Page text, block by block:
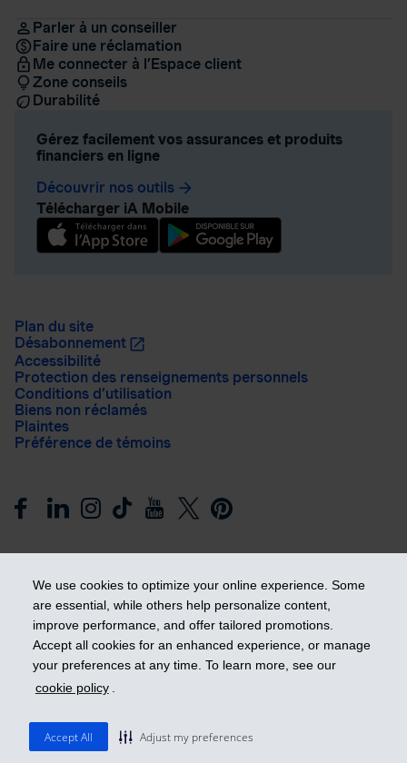
We use cookies to optimize your online experience. Some
are essential, while others help personalize content,
improve performance, and offer tailored promotions.
Accept all cookies for an enhanced experience, or manage
your preferences at any time. To learn more, see our
cookie policy .
Accept All Adjust my preferences
Parler à un conseiller
Faire une réclamation
Me connecter à l’Espace client
Zone conseils
Durabilité
Gérez facilement vos assurances et produits
financiers en ligne
Découvrir nos outils arrow_forward
Télécharger iA Mobile
Plan du site
Désabonnement
Accessibilité
Protection des renseignements personnels
Conditions d’utilisation
Biens non réclamés
Plaintes
Préférence de témoins
Prendre les devants